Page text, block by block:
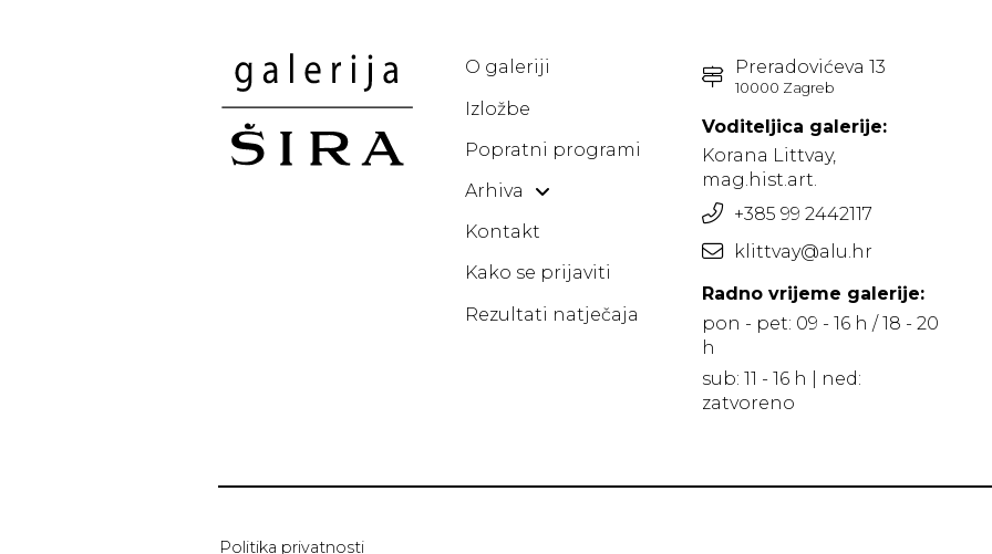
O galeriji
Izložbe
Popratni programi
Arhiva
Kontakt
Kako se prijaviti
Rezultati natječaja
Preradovićeva 13
10000 Zagreb
Voditeljica galerije:
Korana Littvay,
mag.hist.art.
+385 99 2442117
klittvay@alu.hr
Radno vrijeme galerije:
pon - pet: 09 - 16 h / 18 - 20
h
sub: 11 - 16 h | ned:
zatvoreno
Politika privatnosti